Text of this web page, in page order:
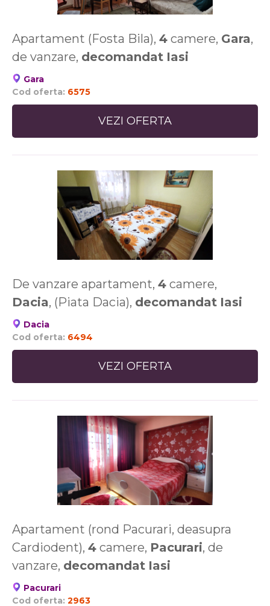
Apartament (Fosta Bila), 4 camere, Gara,
de vanzare, decomandat Iasi
Gara
Cod oferta: 6575
VEZI OFERTA
De vanzare apartament, 4 camere,
Dacia, (Piata Dacia), decomandat Iasi
Dacia
Cod oferta: 6494
VEZI OFERTA
Apartament (rond Pacurari, deasupra
Cardiodent), 4 camere, Pacurari, de
vanzare, decomandat Iasi
Pacurari
Cod oferta: 2963